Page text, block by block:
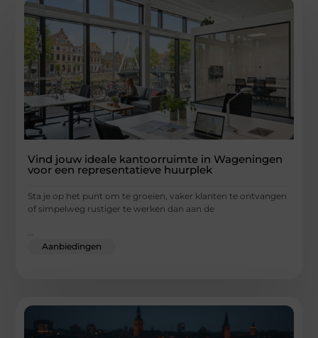
Vind jouw ideale kantoorruimte in Wageningen
voor een representatieve huurplek
Sta je op het punt om te groeien, vaker klanten te ontvangen
of simpelweg rustiger te werken dan aan de
Aanbiedingen